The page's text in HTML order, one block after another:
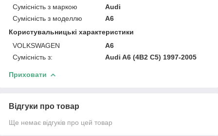
Сумісність з маркою
Audi
Сумісність з моделлю
A6
Користувальницькі характеристики
VOLKSWAGEN
A6
Сумісність з:
Audi A6 (4B2 C5) 1997-2005
Приховати
Відгуки про товар
Ще немає відгуків про цей товар